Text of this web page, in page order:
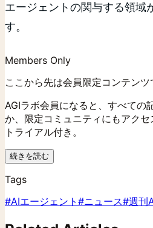
エージェントの関与する領域
す。
Members Only
ここから先は会員限定コンテンツ
AGIラボ会員になると、すべての
か、限定コミュニティにもアク
トライアル付き。
続きを読む
Tags
#AIエージェント #ニュース#週刊